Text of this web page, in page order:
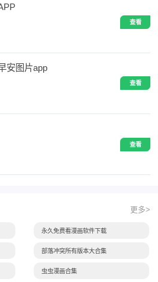
查看
安图片app
查看
查看
更多>
永久免费看漫画软件下载
部落冲突所有版本大合集
虫虫漫画合集